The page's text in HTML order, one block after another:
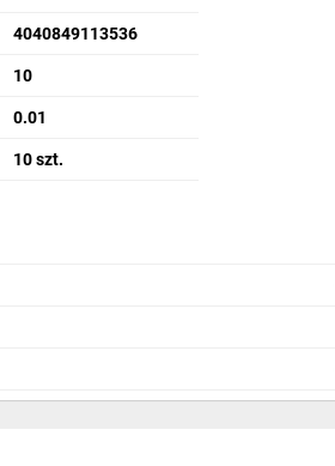
4040849113536
10
0.01
10 szt.